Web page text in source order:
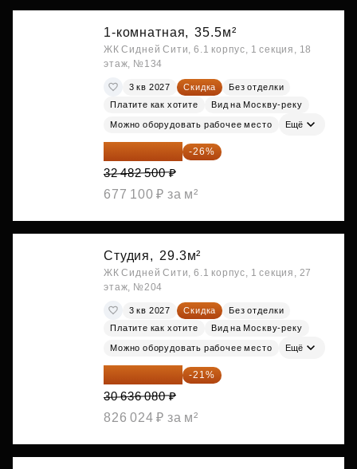
1-комнатная, 35.5м²
ЖК Сидней Сити, 6.1 корпус, 1 секция, 18
этаж, №134
3 кв 2027 Скидка
Без отделки
Платите как хотите
Вид на Москву-реку
Можно оборудовать рабочее место Ещё
24 037 050 ₽ -26%
32 482 500 ₽
677 100 ₽ за м²
Студия, 29.3м²
ЖК Сидней Сити, 6.1 корпус, 1 секция, 27
этаж, №204
3 кв 2027 Скидка
Без отделки
Платите как хотите
Вид на Москву-реку
Можно оборудовать рабочее место Ещё
24 202 503 ₽ -21%
30 636 080 ₽
826 024 ₽ за м²